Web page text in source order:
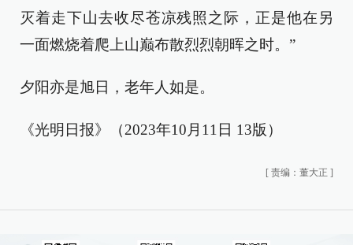
灭着走下山去收尽苍凉残照之际，正是他在另
一面燃烧着爬上山巅布散烈烈朝晖之时。”
夕阳亦是旭日，老年人如是。
《光明日报》（2023年10月11日 13版）
[ 责编：董大正 ]